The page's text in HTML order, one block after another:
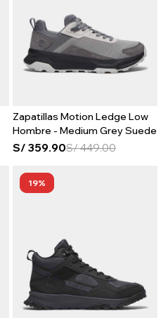
Zapatillas Motion Ledge Low
Hombre - Medium Grey Suede
S/ 359.90S/449.00
19